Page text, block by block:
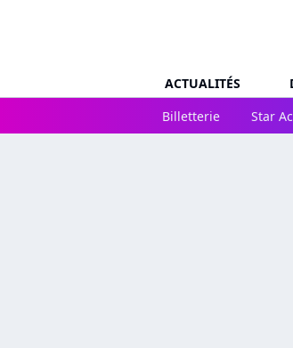
ACTUALITÉS
Billetterie
Star